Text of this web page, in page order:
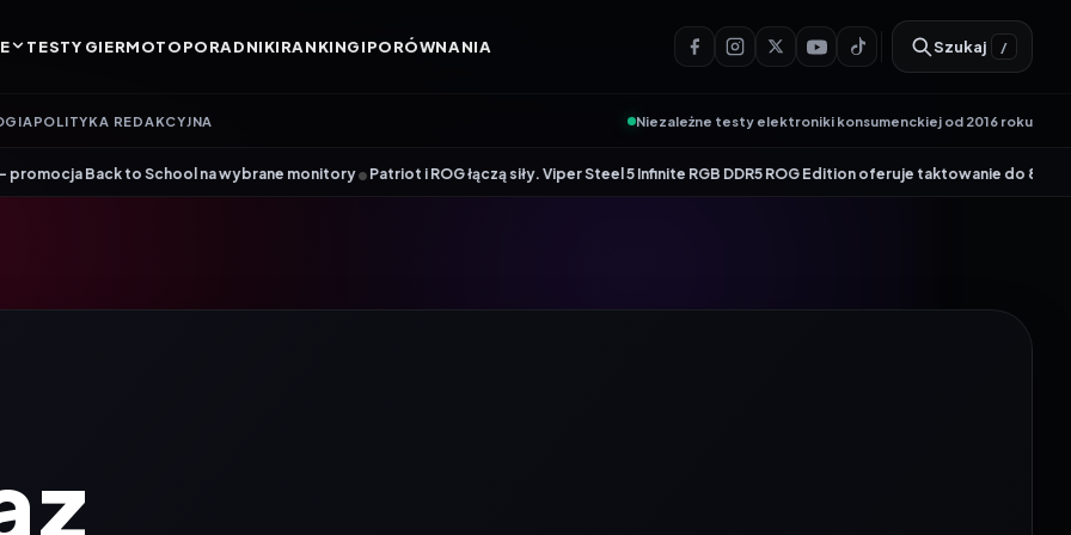
TESTY GIERMOTOPORADNIKIRANKINGIPORÓWNANIA Szukaj /
POLITYKA REDAKCYJNA Niezależne testy elektroniki konsumenckiej od 2016 roku
na wybrane monitory• Patriot i ROG łączą siły. Viper Steel 5 Infinite RGB DDR5 ROG Edition oferuje taktowanie do 8600 MT/s•Genesis Zircon
z